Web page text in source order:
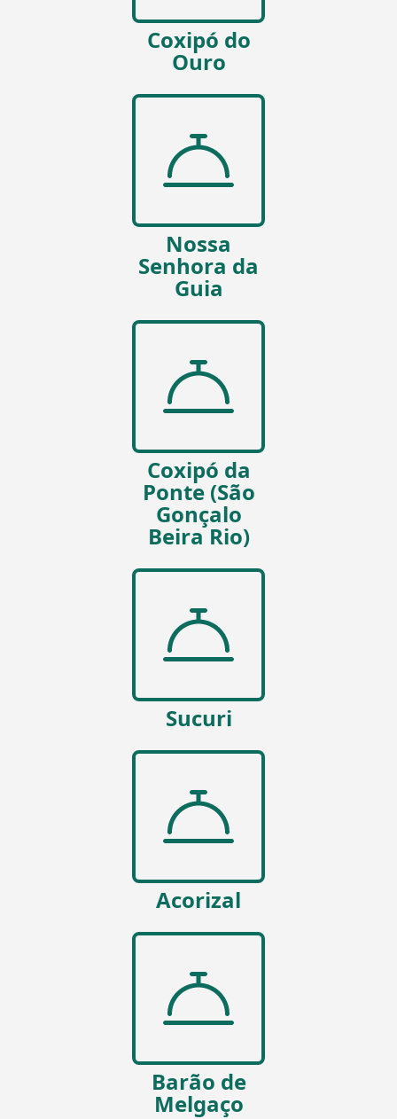
Coxipó do
Ouro
Nossa
Senhora da
Guia
Coxipó da
Ponte (São
Gonçalo
Beira Rio)
Sucuri
Acorizal
Barão de
Melgaço